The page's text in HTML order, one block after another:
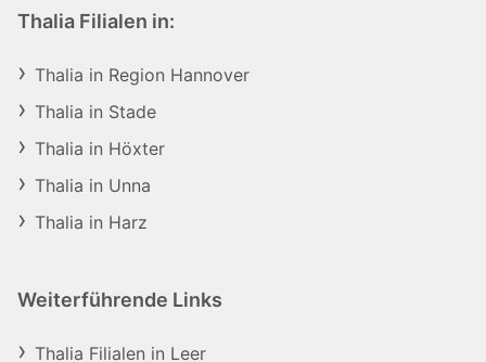
Thalia Filialen in:
Thalia in Region Hannover
Thalia in Stade
Thalia in Höxter
Thalia in Unna
Thalia in Harz
Weiterführende Links
Thalia Filialen in Leer